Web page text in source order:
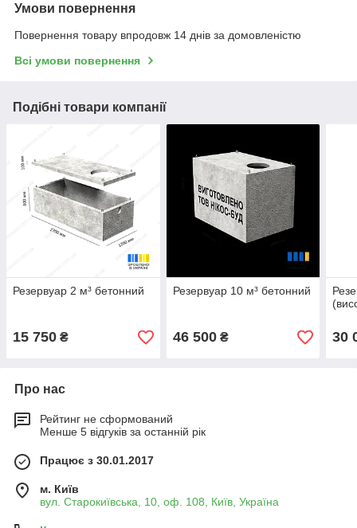
Умови повернення
Повернення товару впродовж 14 днів за домовленістю
Всі умови повернення
Подібні товари компанії
Резервуар 2 м³ бетонний
15 750 ₴
Резервуар 10 м³ бетонний
46 500₴ 30
Про нас
Рейтинг не сформований
Менше 5 відгуків за останній рік
Працює з 30.01.2017
м. Київ
вул. Старокиївська, 10, оф. 108, Київ, Україна